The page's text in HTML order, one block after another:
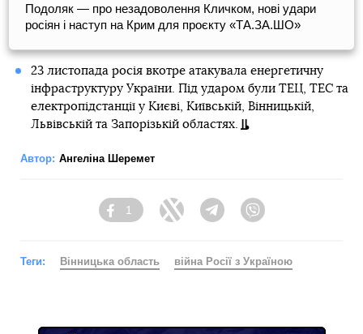
Подоляк — про незадоволення Кличком, нові удари
росіян і наступ на Крим для проєкту «ТА.ЗА.ШО»
23 листопада росія вкотре атакувала енергетичну
інфраструктуру України. Під ударом були ТЕЦ, ТЕС та
електропідстанції у Києві, Київській, Вінницькій,
Львівській та Запорізькій областях.
Автор: Ангеліна Шеремет
Facebook
1
Twitter TelegramViber
Теги: Вінницька область війна Росії з Україною